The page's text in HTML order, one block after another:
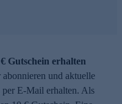
Gutschein erhalten
und aktuelle
E-Mail erhalten. Als